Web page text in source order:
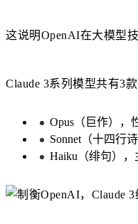
这说明OpenAI在大模型
Claude 3系列模型共有3
Opus（巨作），
Sonnet（十四行
Haiku（绯句），